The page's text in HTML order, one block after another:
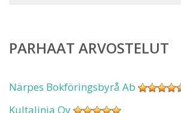
PARHAAT ARVOSTELUT
Närpes Bokföringsbyrå Ab
Kultalinja Oy